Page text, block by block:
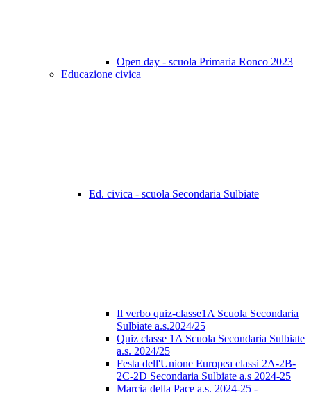
Open day - scuola Primaria Ronco 2023
Educazione civica
Ed. civica - scuola Secondaria Sulbiate
Il verbo quiz-classe1A Scuola Secondaria
Sulbiate a.s.2024/25
Quiz classe 1A Scuola Secondaria Sulbiate
a.s. 2024/25
Festa dell'Unione Europea classi 2A-2B-
2C-2D Secondaria Sulbiate a.s 2024-25
Marcia della Pace a.s. 2024-25 -